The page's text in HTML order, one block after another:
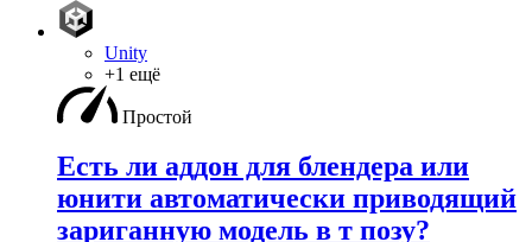
Unity
+1 ещё
Простой
Есть ли аддон для блендера или
юнити автоматически приводящий
зариганную модель в т позу?